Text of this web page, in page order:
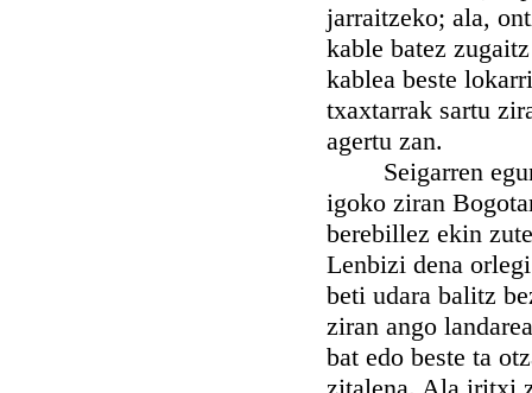
jarraitzeko; ala,
kable batez
kablea beste
txaxtarrak sartu
agertu zan.
Seigarren
igoko ziran
berebillez ekin
Lenbizi dena
beti udara balitz
ziran ango
bat edo beste ta